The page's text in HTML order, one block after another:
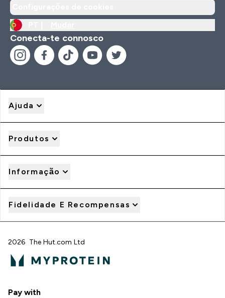
Conecta-te connosco
Ajuda
Produtos
Informação
Fidelidade E Recompensas
2026 The Hut.com Ltd
Pay with